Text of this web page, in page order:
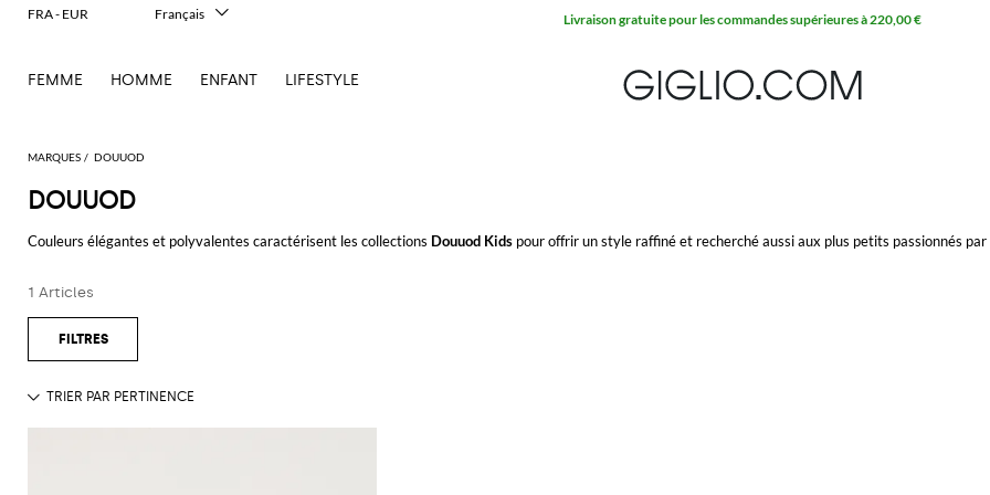
MARQUES DOUUOD
DOUUOD
Couleurs élégantes et polyvalentes caractérisent les collections Douuod Kids pour offrir un style raffiné et recherché aussi aux plus petits passionnés par
Découvrez les collections
1 Articles
FEMME HOMME ENFANT LIFESTYLE
Livraison gratuite pour les commandes supérieures à 220,00 €
FRA - EUR
Français
Deutsch